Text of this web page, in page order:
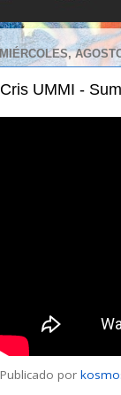
MIÉRCOLES,
Cris UMMI -
Publicado por